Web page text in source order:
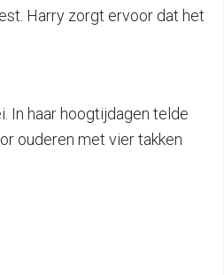
Harry zorgt ervoor dat het
In haar hoogtijdagen telde
ouderen met vier takken